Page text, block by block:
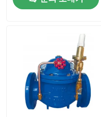
인용 을 요청 하십시오
국제 화물 운송 서비스